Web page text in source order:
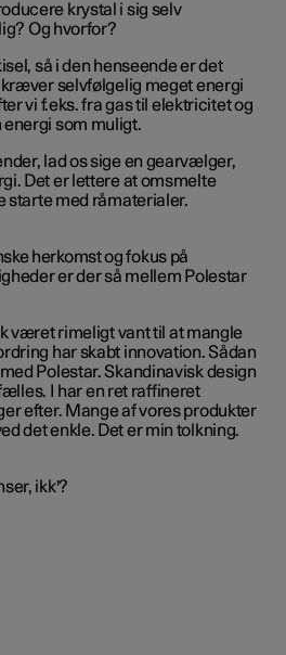
krystal i sig selv
Og hvorfor?
så i den henseende er det
selvfølgelig meget energi
vi f.eks. fra gas til elektricitet og
energi som muligt.
lad os sige en gearvælger,
Det er lettere at omsmelte
starte med råmaterialer.
herkomst og fokus på
er der så mellem Polestar
været rimeligt vant til at mangle
har skabt innovation. Sådan
Polestar. Skandinavisk design
I har en ret raffineret
efter. Mange af vores produkter
det enkle. Det er min tolkning.
ikk'?